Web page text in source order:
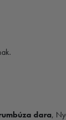
dara,